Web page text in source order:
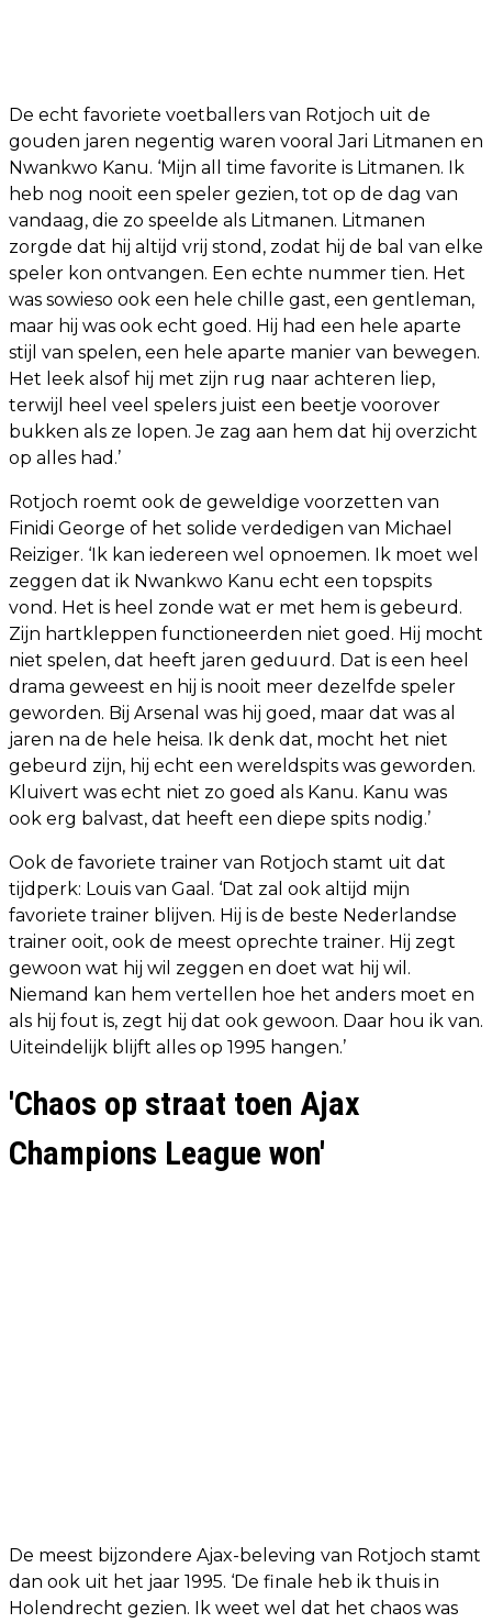
De echt favoriete voetballers van Rotjoch uit de
gouden jaren negentig waren vooral Jari Litmanen en
Nwankwo Kanu. ‘Mijn all time favorite is Litmanen. Ik
heb nog nooit een speler gezien, tot op de dag van
vandaag, die zo speelde als Litmanen. Litmanen
zorgde dat hij altijd vrij stond, zodat hij de bal van elke
speler kon ontvangen. Een echte nummer tien. Het
was sowieso ook een hele chille gast, een gentleman,
maar hij was ook echt goed. Hij had een hele aparte
stijl van spelen, een hele aparte manier van bewegen.
Het leek alsof hij met zijn rug naar achteren liep,
terwijl heel veel spelers juist een beetje voorover
bukken als ze lopen. Je zag aan hem dat hij overzicht
op alles had.’
Rotjoch roemt ook de geweldige voorzetten van
Finidi George of het solide verdedigen van Michael
Reiziger. ‘Ik kan iedereen wel opnoemen. Ik moet wel
zeggen dat ik Nwankwo Kanu echt een topspits
vond. Het is heel zonde wat er met hem is gebeurd.
Zijn hartkleppen functioneerden niet goed. Hij mocht
niet spelen, dat heeft jaren geduurd. Dat is een heel
drama geweest en hij is nooit meer dezelfde speler
geworden. Bij Arsenal was hij goed, maar dat was al
jaren na de hele heisa. Ik denk dat, mocht het niet
gebeurd zijn, hij echt een wereldspits was geworden.
Kluivert was echt niet zo goed als Kanu. Kanu was
ook erg balvast, dat heeft een diepe spits nodig.’
Ook de favoriete trainer van Rotjoch stamt uit dat
tijdperk: Louis van Gaal. ‘Dat zal ook altijd mijn
favoriete trainer blijven. Hij is de beste Nederlandse
trainer ooit, ook de meest oprechte trainer. Hij zegt
gewoon wat hij wil zeggen en doet wat hij wil.
Niemand kan hem vertellen hoe het anders moet en
als hij fout is, zegt hij dat ook gewoon. Daar hou ik van.
Uiteindelijk blijft alles op 1995 hangen.’
'Chaos op straat toen Ajax
Champions League won'
De meest bijzondere Ajax-beleving van Rotjoch stamt
dan ook uit het jaar 1995. ‘De finale heb ik thuis in
Holendrecht gezien. Ik weet wel dat het chaos was